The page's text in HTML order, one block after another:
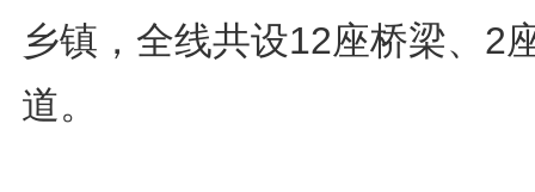
乡镇，全线共设12座桥梁、2
道。